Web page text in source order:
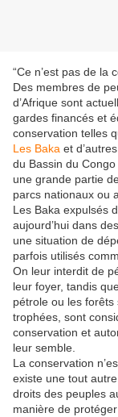
“Ce n’est pas de la
Des membres de
d’Afrique sont
gardes financés et
conservation telles
Les Baka et
du Bassin du
une grande partie
parcs nationaux ou
Les Baka expulsés
aujourd’hui dans
une situation de
parfois utilisés
On leur interdit de
leur foyer, tandis
pétrole ou les
trophées, sont
conservation et
leur semble.
La conservation
existe une tout
droits des peuples
manière de